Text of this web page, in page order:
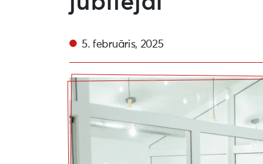
5. februāris, 2025